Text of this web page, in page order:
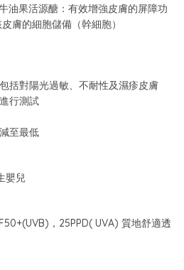
油果活源醣：有效增強皮膚的屏障功
膚的細胞儲備（幹細胞）
括對陽光過敏、不耐性及濕疹皮膚
行測試
至最低
嬰兒
，25PPD( UVA) 質地舒適透